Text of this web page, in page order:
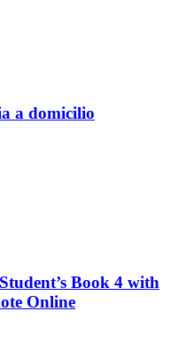
a domicilio
Book 4 with
Online